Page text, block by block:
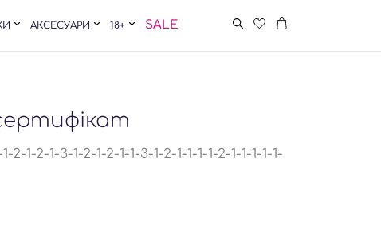
АКСЕСУАРИ 18+ SALE
1-2-1-3-1-2-1-2-1-1-3-1-2-1-1-1-1-2-1-1-1-1-1-